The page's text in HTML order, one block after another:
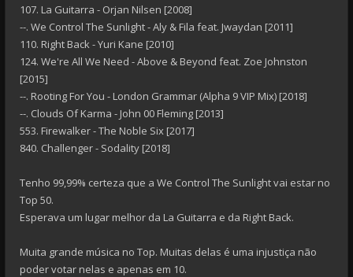
107. La Guitarra - Orjan Nilsen [2008]
--. We Control The Sunlight - Aly & Fila feat. Jwaydan [2011]
110. Right Back - Yuri Kane [2010]
124. We're All We Need - Above & Beyond feat. Zoe Johnston
[2015]
--. Rooting For You - London Grammar (Alpha 9 VIP Mix) [2018]
--. Clouds Of Karma - John 00 Fleming [2013]
553. Firewalker - The Noble Six [2017]
840. Challenger - Sodality [2018]
Tenho 99,99% certeza que a We Control The Sunlight vai estar no
Top 50.
Esperava um lugar melhor da La Guitarra e da Right Back.
Muita grande música no Top. Muitas delas é uma injustiça não
poder votar nelas e apenas em 10.